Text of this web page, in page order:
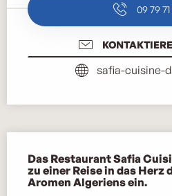
09 79 71
safia-cuisine-
Das Restaurant Safia
zu einer Reise in das Herz
Aromen Algeriens ein.